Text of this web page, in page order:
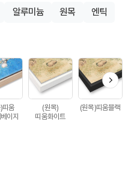
알루미늄 원목
엔틱
띠움
이지
(원목)
띠움화이트
(원목)띠움블랙